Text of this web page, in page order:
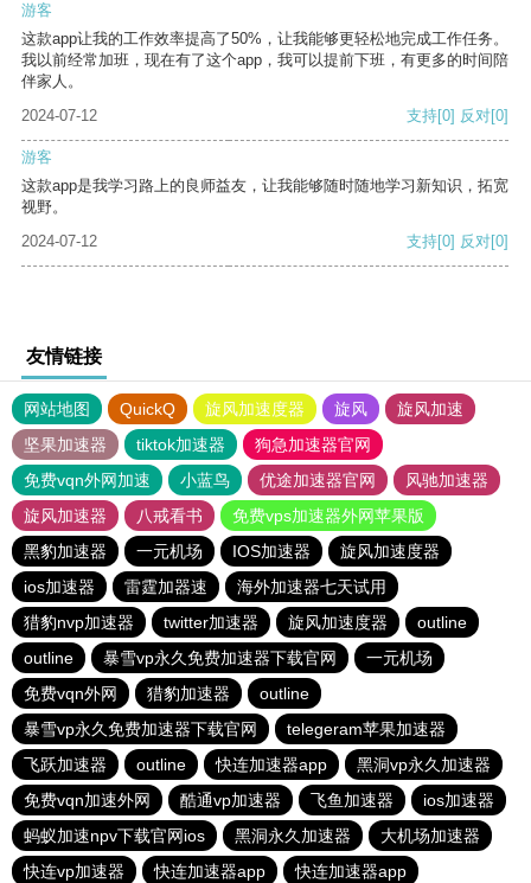
游客
这款app让我的工作效率提高了50%，让我能够更轻松地完成工作任务。
我以前经常加班，现在有了这个app，我可以提前下班，有更多的时间陪
伴家人。
2024-07-12
支持[0] 反对[0]
游客
这款app是我学习路上的良师益友，让我能够随时随地学习新知识，拓宽
视野。
2024-07-12
支持[0] 反对[0]
友情链接
网站地图 QuickQ 旋风加速度器 旋风
旋风加速
坚果加速器
tiktok加速器
狗急加速器官网
免费vqn外网加速
小蓝鸟 优途加速器官网
风驰加速器
旋风加速器
八戒看书
免费vps加速器外网苹果版
黑豹加速器
一元机场 IOS加速器
旋风加速度器
ios加速器
雷霆加器速
海外加速器七天试用
猎豹nvp加速器
twitter加速器 旋风加速度器
outline
outline
暴雪vp永久免费加速器下载官网
一元机场
免费vqn外网
猎豹加速器
outline
暴雪vp永久免费加速器下载官网
telegeram苹果加速器
飞跃加速器
outline 快连加速器app
黑洞vp永久加速器
免费vqn加速外网
酷通vp加速器 飞鱼加速器
ios加速器
蚂蚁加速npv下载官网ios
黑洞永久加速器
大机场加速器
快连vp加速器
快连加速器app 快连加速器app